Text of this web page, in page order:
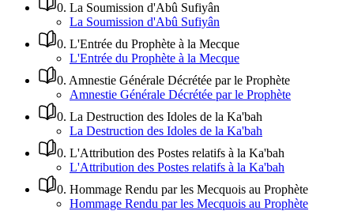
0. La Soumission d'Abû Sufiyân
La Soumission d'Abû Sufiyân
0. L'Entrée du Prophète à la Mecque
L'Entrée du Prophète à la Mecque
0. Amnestie Générale Décrétée par le Prophète
Amnestie Générale Décrétée par le Prophète
0. La Destruction des Idoles de la Ka'bah
La Destruction des Idoles de la Ka'bah
0. L'Attribution des Postes relatifs à la Ka'bah
L'Attribution des Postes relatifs à la Ka'bah
0. Hommage Rendu par les Mecquois au Prophète
Hommage Rendu par les Mecquois au Prophète